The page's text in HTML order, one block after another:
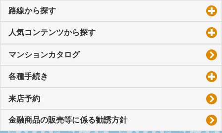
路線から探す
人気コンテンツから探す
マンションカタログ
各種手続き
来店予約
金融商品の販売等に係る勧誘方針